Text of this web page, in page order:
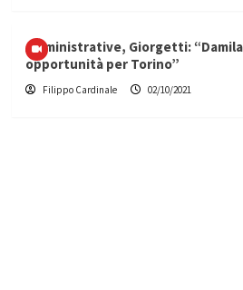
Amministrative, Giorgetti:
opportunità per Torino”
Filippo Cardinale 02/10/2021